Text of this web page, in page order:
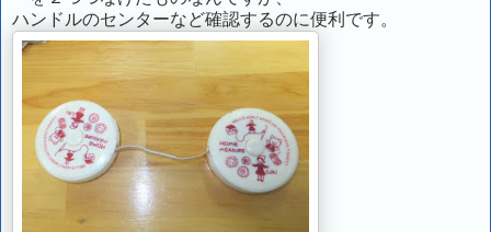
ハンドルのセンターなど確認するのに便利です。